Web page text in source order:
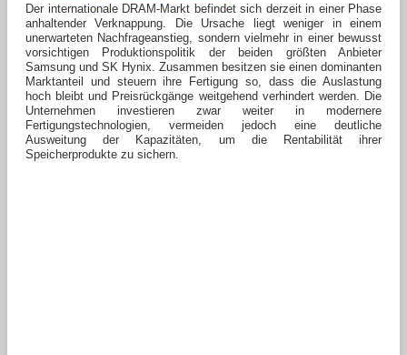
Der internationale DRAM-Markt befindet sich derzeit in einer Phase
anhaltender Verknappung. Die Ursache liegt weniger in einem
unerwarteten Nachfrageanstieg, sondern vielmehr in einer bewusst
vorsichtigen Produktionspolitik der beiden größten Anbieter
Samsung und SK Hynix. Zusammen besitzen sie einen dominanten
Marktanteil und steuern ihre Fertigung so, dass die Auslastung
hoch bleibt und Preisrückgänge weitgehend verhindert werden. Die
Unternehmen investieren zwar weiter in modernere
Fertigungstechnologien, vermeiden jedoch eine deutliche
Ausweitung der Kapazitäten, um die Rentabilität ihrer
Speicherprodukte zu sichern.